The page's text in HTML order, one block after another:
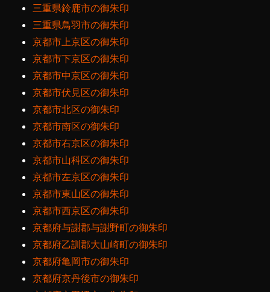
三重県鈴鹿市の御朱印
三重県鳥羽市の御朱印
京都市上京区の御朱印
京都市下京区の御朱印
京都市中京区の御朱印
京都市伏見区の御朱印
京都市北区の御朱印
京都市南区の御朱印
京都市右京区の御朱印
京都市山科区の御朱印
京都市左京区の御朱印
京都市東山区の御朱印
京都市西京区の御朱印
京都府与謝郡与謝野町の御朱印
京都府乙訓郡大山崎町の御朱印
京都府亀岡市の御朱印
京都府京丹後市の御朱印